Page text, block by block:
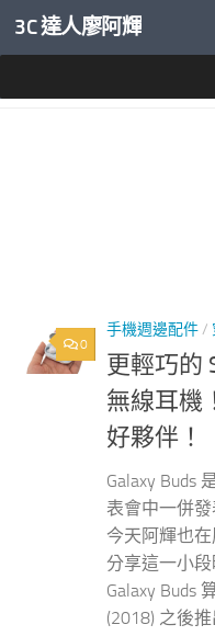
內文下方
3C 達人廖阿輝
0
手機週邊配件/
更輕巧的
無線耳機
好夥伴！
Galaxy Buds
表會中一併
今天阿輝也
分享這一小
Galaxy Buds
(2018) 之後